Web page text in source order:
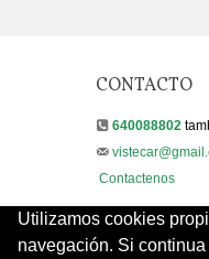
Utilizamos cookies
navegación. Si
CONTACTO
640088802
Contactenos